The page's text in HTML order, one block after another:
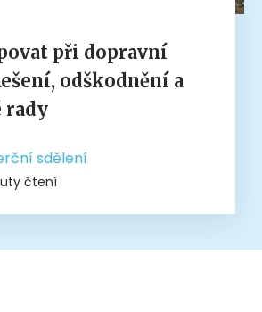
při dopravní
odškodnění a
rady
sdělení
čtení